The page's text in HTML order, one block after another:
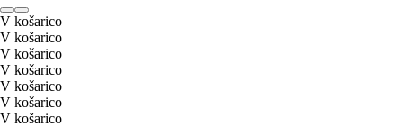
V košarico
V košarico
V košarico
V košarico
V košarico
V košarico
V košarico